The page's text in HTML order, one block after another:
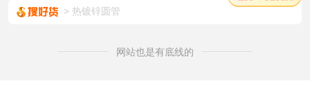
热镀锌圆管
网站也是有底线的